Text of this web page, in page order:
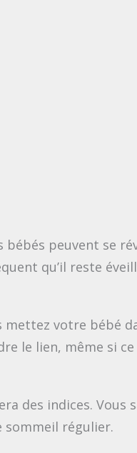
bébés peuvent se
qu’il reste
votre bébé
le lien, même si ce
des indices. Vous
sommeil régulier.